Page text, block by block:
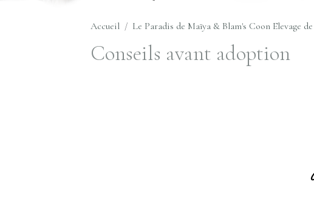
Accueil Le Paradis de Maïya & Blam's Coon Elevage
Conseils avant adoption